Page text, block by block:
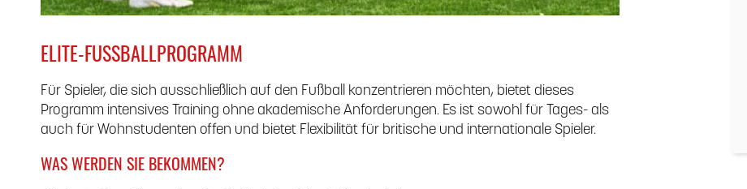
ELITE-FUSSBALLPROGRAMM
Für Spieler, die sich ausschließlich auf den Fußball konzentrieren möchten, bietet dieses
Programm intensives Training ohne akademische Anforderungen. Es ist sowohl für Tages- als
auch für Wohnstudenten offen und bietet Flexibilität für britische und internationale Spieler.
WAS WERDEN SIE BEKOMMEN?